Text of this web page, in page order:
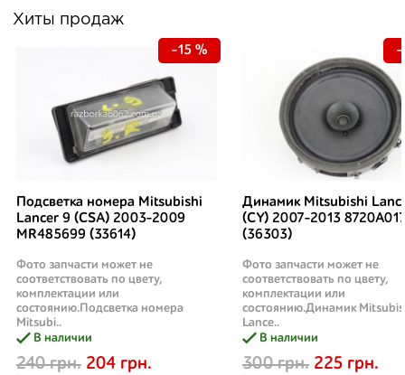
Хиты продаж
Подсветка номера Mitsubishi
Lancer 9 (CSA) 2003-2009
MR485699 (33614)
Фото запчасти может не
соответствовать по цвету,
комплектации или
состоянию.Подсветка номера
Mitsubi..
В наличии
240 грн. 204 грн.
-15 %
Динамик Mitsubishi
(CY) 2007-2013
(36303)
Фото запчасти может не
соответствовать по цвету,
комплектации или
состоянию.Динамик
Lance..
В наличии
300 грн. 225 грн.
-